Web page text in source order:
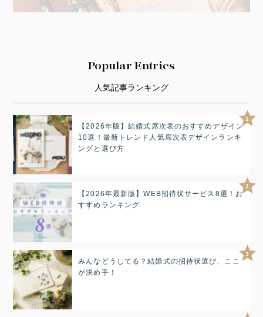
Popular Entries
人気記事ランキング
1
【2026年版】結婚式席次表のおすすめデザイン
10選！最新トレンド人気席次表デザインランキ
ングと選び方
2
【2026年最新版】WEB招待状サービス8選！お
すすめランキング
3
みんなどうしてる？結婚式の招待状選び、ここ
が決め手！